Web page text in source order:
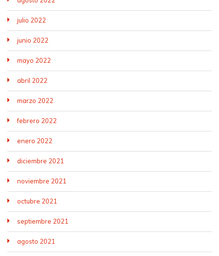
julio 2022
junio 2022
mayo 2022
abril 2022
marzo 2022
febrero 2022
enero 2022
diciembre 2021
noviembre 2021
octubre 2021
septiembre 2021
agosto 2021